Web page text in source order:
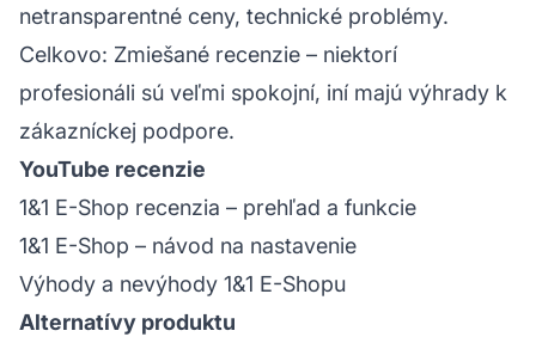
netransparentné ceny, technické problémy.
Celkovo: Zmiešané recenzie – niektorí
profesionáli sú veľmi spokojní, iní majú výhrady k
zákazníckej podpore.
YouTube recenzie
1&1 E-Shop recenzia – prehľad a funkcie
1&1 E-Shop – návod na nastavenie
Výhody a nevýhody 1&1 E-Shopu
Alternatívy produktu